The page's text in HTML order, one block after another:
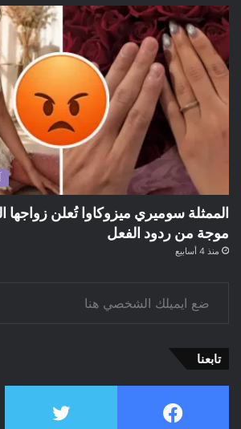
الممثلة سوميري ميزوكاوا تُعلن زواجها
موجة من ردود الفعل
منذ 4 أسابيع
تابعنا